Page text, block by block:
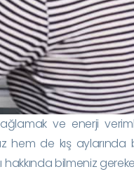
ve enerji
hem de kış aylarında
hakkında bilmeniz